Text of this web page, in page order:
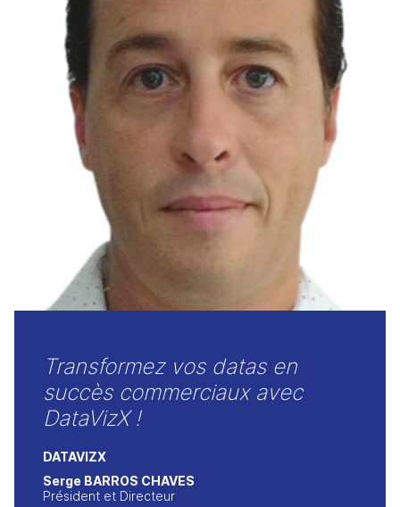
Transformez vos datas en
succès commerciaux avec
DataVizX !
DATAVIZX
Serge BARROS CHAVES
Président et Directeur